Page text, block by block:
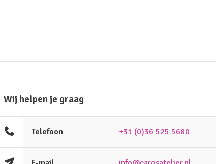
Wij helpen je graag
Telefoon +31 (0)36 525 5680